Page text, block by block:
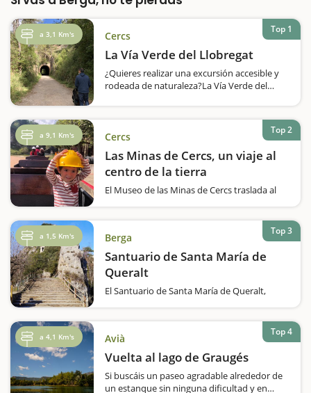
a 3,1 Km's Cercs
La Vía Verde del Llobregat
¿Quieres realizar una excursión accesible y
rodeada de naturaleza?La Vía Verde del
seguro que transcurre por el trazado de un
antiguo ferrocarril,…
Top 1
a 9,1 Km's Cercs
Las Minas de Cercs, un viaje al
centro de la tierra
El Museo de las Minas de Cercs traslada al
Corneli, en Cercs.Esta experiencia inmersiva
combina exposiciones, audiovisuales…
Top 2
a 1,5 Km's Berga
Santuario de Santa María de
Queralt
El Santuario de Santa María de Queralt,
vistas espectaculares desde sus 1200 metros
de altitud.Este emblemático balcón permite
disfrutar de panorámicas…
Top 3
a 4,1 Km's Avià
Vuelta al lago de Graugés
Si buscáis un paseo agradable alrededor de
un estanque sin ninguna dificultad y en
Top 4